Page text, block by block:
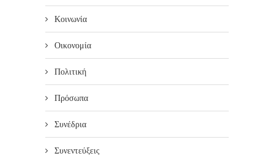
Κοινωνία
Οικονομία
Πολιτική
Πρόσωπα
Συνέδρια
Συνεντεύξεις